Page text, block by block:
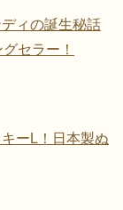
ィの誕生秘話
セラー！
ーL！日本製ぬ